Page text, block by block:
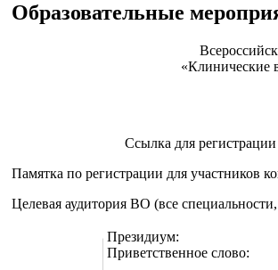
Образовательные
«Клинические
Ссылка для
Памятка по регистрации для участников
Целевая аудитория ВО (все
Президиум:
Приветственное слово: